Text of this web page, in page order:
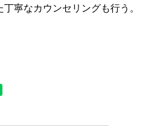
寧なカウンセリングも行う。